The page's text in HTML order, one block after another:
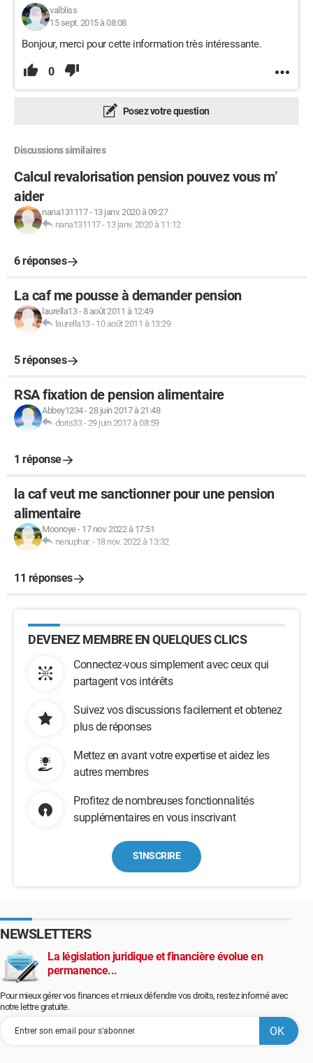
valbliss
15 sept. 2015 à 08:08
Bonjour, merci pour cette information très intéressante.
0
Posez votre question
Discussions similaires
Calcul revalorisation pension pouvez vous m’
aider
nana131117- 13 janv. 2020 à 09:27
nana131117- 13 janv. 2020 à 11:12
6 réponses
La caf me pousse à demander pension
laurella13-8 août 2011 à 12:49
laurella13- 10 août 2011 à 13:29
5 réponses
RSA fixation de pension alimentaire
Abbey1234-28 juin 2017 à 21:48
doris33-29 juin 2017 à 08:59
1 réponse
la caf veut me sanctionner pour une pension
alimentaire
Moonoye- 17 nov. 2022 à 17:51
nenuphar. - 18 nov. 2022 à 13:32
11 réponses
DEVENEZ MEMBRE EN QUELQUES CLICS
Connectez-vous simplement avec ceux qui
partagent vos intérêts
Suivez vos discussions facilement et obtenez
plus de réponses
Mettez en avant votre expertise et aidez les
autres membres
Profitez de nombreuses fonctionnalités
supplémentaires en vous inscrivant
S'INSCRIRE
NEWSLETTERS
La législation juridique et financière évolue en
permanence...
Pour mieux gérer vos finances et mieux défendre vos droits, restez informé avec
notre lettre gratuite.